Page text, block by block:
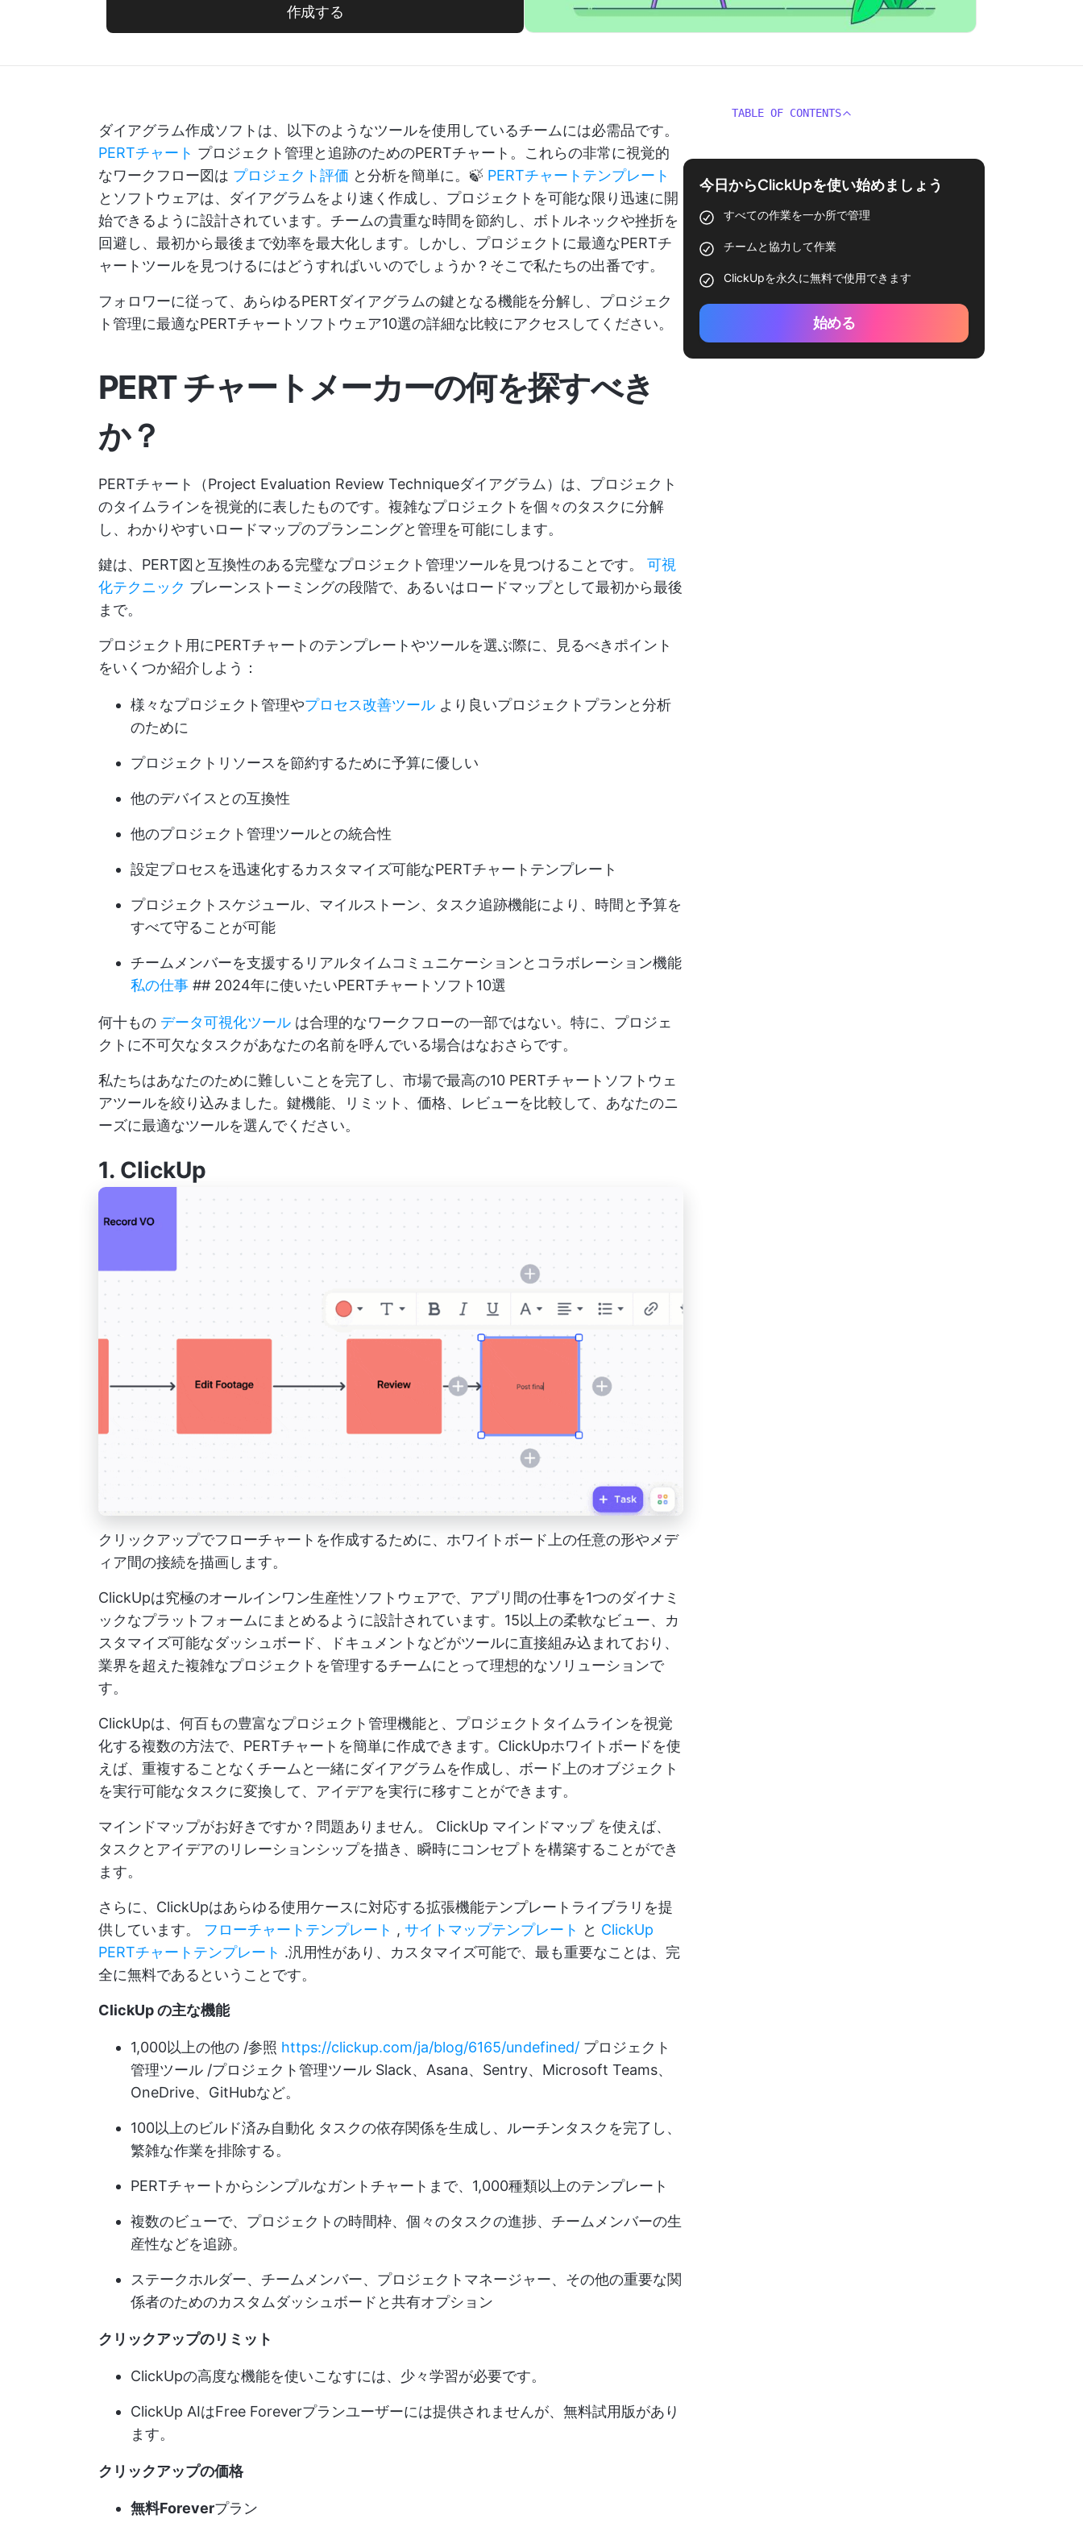
作成する
ダイアグラム作成ソフトは、以下のようなツールを使用しているチームには必需品です。
PERTチャート プロジェクト管理と追跡のためのPERTチャート。これらの非常に視覚的
なワークフロー図は プロジェクト評価 と分析を簡単に。🍃 PERTチャートテンプレート
とソフトウェアは、ダイアグラムをより速く作成し、プロジェクトを可能な限り迅速に開
始できるように設計されています。チームの貴重な時間を節約し、ボトルネックや挫折を
回避し、最初から最後まで効率を最大化します。しかし、プロジェクトに最適なPERTチ
ャートツールを見つけるにはどうすればいいのでしょうか？そこで私たちの出番です。
フォロワーに従って、あらゆるPERTダイアグラムの鍵となる機能を分解し、プロジェク
ト管理に最適なPERTチャートソフトウェア10選の詳細な比較にアクセスしてください。
PERT チャートメーカーの何を探すべき
か？
PERTチャート（Project Evaluation Review Techniqueダイアグラム）は、プロジェクト
のタイムラインを視覚的に表したものです。複雑なプロジェクトを個々のタスクに分解
し、わかりやすいロードマップのプランニングと管理を可能にします。
鍵は、PERT図と互換性のある完璧なプロジェクト管理ツールを見つけることです。 可視
化テクニック ブレーンストーミングの段階で、あるいはロードマップとして最初から最後
まで。
プロジェクト用にPERTチャートのテンプレートやツールを選ぶ際に、見るべきポイント
をいくつか紹介しよう：
様々なプロジェクト管理やプロセス改善ツール より良いプロジェクトプランと分析
のために
プロジェクトリソースを節約するために予算に優しい
他のデバイスとの互換性
他のプロジェクト管理ツールとの統合性
設定プロセスを迅速化するカスタマイズ可能なPERTチャートテンプレート
プロジェクトスケジュール、マイルストーン、タスク追跡機能により、時間と予算を
すべて守ることが可能
チームメンバーを支援するリアルタイムコミュニケーションとコラボレーション機能
私の仕事 ## 2024年に使いたいPERTチャートソフト10選
何十もの データ可視化ツール は合理的なワークフローの一部ではない。特に、プロジェ
クトに不可欠なタスクがあなたの名前を呼んでいる場合はなおさらです。
私たちはあなたのために難しいことを完了し、市場で最高の10 PERTチャートソフトウェ
アツールを絞り込みました。鍵機能、リミット、価格、レビューを比較して、あなたのニ
ーズに最適なツールを選んでください。
1. ClickUp
クリックアップでフローチャートを作成するために、ホワイトボード上の任意の形やメデ
ィア間の接続を描画します。
ClickUpは究極のオールインワン生産性ソフトウェアで、アプリ間の仕事を1つのダイナミ
ックなプラットフォームにまとめるように設計されています。15以上の柔軟なビュー、カ
スタマイズ可能なダッシュボード、ドキュメントなどがツールに直接組み込まれており、
業界を超えた複雑なプロジェクトを管理するチームにとって理想的なソリューションで
す。
ClickUpは、何百もの豊富なプロジェクト管理機能と、プロジェクトタイムラインを視覚
化する複数の方法で、PERTチャートを簡単に作成できます。ClickUpホワイトボードを使
えば、重複することなくチームと一緒にダイアグラムを作成し、ボード上のオブジェクト
を実行可能なタスクに変換して、アイデアを実行に移すことができます。
マインドマップがお好きですか？問題ありません。 ClickUp マインドマップを使えば、
タスクとアイデアのリレーションシップを描き、瞬時にコンセプトを構築することができ
ます。
さらに、ClickUpはあらゆる使用ケースに対応する拡張機能テンプレートライブラリを提
供しています。 フローチャートテンプレート , サイトマップテンプレート と ClickUp
PERTチャートテンプレート .汎用性があり、カスタマイズ可能で、最も重要なことは、完
全に無料であるということです。
ClickUp の主な機能
1,000以上の他の /参照 https://clickup.com/ja/blog/6165/undefined/ プロジェクト
管理ツール /プロジェクト管理ツール Slack、Asana、Sentry、Microsoft Teams、
OneDrive、GitHubなど。
100以上のビルド済み自動化 タスクの依存関係を生成し、ルーチンタスクを完了し、
繁雑な作業を排除する。
PERTチャートからシンプルなガントチャートまで、1,000種類以上のテンプレート
複数のビューで、プロジェクトの時間枠、個々のタスクの進捗、チームメンバーの生
産性などを追跡。
ステークホルダー、チームメンバー、プロジェクトマネージャー、その他の重要な関
係者のためのカスタムダッシュボードと共有オプション
クリックアップのリミット
ClickUpの高度な機能を使いこなすには、少々学習が必要です。
ClickUp AIはFree Foreverプランユーザーには提供されませんが、無料試用版があり
ます。
クリックアップの価格
無料Foreverプラン
TABLE OF CONTENTS
今日からClickUpを使い始めましょう
すべての作業を一か所で管理
チームと協力して作業
ClickUpを永久に無料で使用できます
始める